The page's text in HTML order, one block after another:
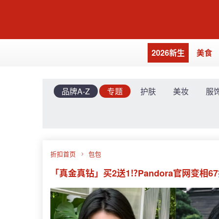
2026新生 美食
品牌A-Z 专题 护肤 美妆 服
折扣首页 包包
「真金真钻」买2送1⁉️Pandora官网变相